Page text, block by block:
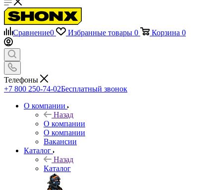
Сравнение0 Избранные товары 0 Корзина 0
Телефоны
+7 800 250-74-02Бесплатный звонок
О компании
Назад
О компании
О компании
Вакансии
Каталог
Назад
Каталог